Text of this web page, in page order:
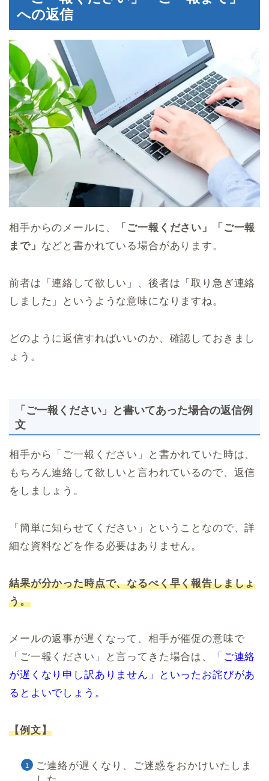
への返信
相手からのメールに、
「ご一報ください」「ご一報
まで」 などと書かれている場合があります。
前者は「連絡して欲しい」、後者は「取り急ぎ連絡
しました」というような意味になりますね。
どのように返信すればいいのか、確認しておきまし
ょう。
「ご一報ください」と書いてあった場合の返信例
文
相手から「ご一報ください」と書かれていた時は、
もちろん連絡して欲しいと言われているので、返信
をしましょう。
「簡単に知らせてください」ということなので、詳
細な資料などを作る必要はありません。
結果が分かった時点で、なるべく早く報告しましょ
う。
メールの返事が遅くなって、相手が催促の意味で
「ご一報ください」と言ってきた場合は、
「ご連絡
が遅くなり申し訳ありません」といったお詫びがあ
るとよいでしょう。
【例文】
ご連絡が遅くなり、ご迷惑をおかけいたしま